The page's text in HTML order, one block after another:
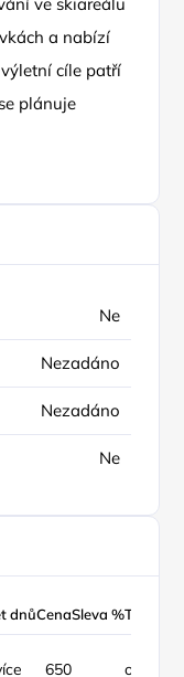
a nabízí
cíle patří
plánuje
Ne
Nezadáno
Nezadáno
Ne
dnůCenaSleva %Typ ceny
650
osoba /